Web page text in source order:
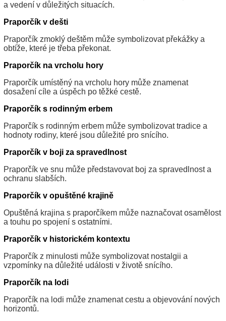
a vedení v důležitých situacích.
Praporčík v dešti
Praporčík zmoklý deštěm může symbolizovat překážky a
obtíže, které je třeba překonat.
Praporčík na vrcholu hory
Praporčík umístěný na vrcholu hory může znamenat
dosažení cíle a úspěch po těžké cestě.
Praporčík s rodinným erbem
Praporčík s rodinným erbem může symbolizovat tradice a
hodnoty rodiny, které jsou důležité pro snícího.
Praporčík v boji za spravedlnost
Praporčík ve snu může představovat boj za spravedlnost a
ochranu slabších.
Praporčík v opuštěné krajině
Opuštěná krajina s praporčíkem může naznačovat osamělost
a touhu po spojení s ostatními.
Praporčík v historickém kontextu
Praporčík z minulosti může symbolizovat nostalgii a
vzpomínky na důležité události v životě snícího.
Praporčík na lodi
Praporčík na lodi může znamenat cestu a objevování nových
horizontů.